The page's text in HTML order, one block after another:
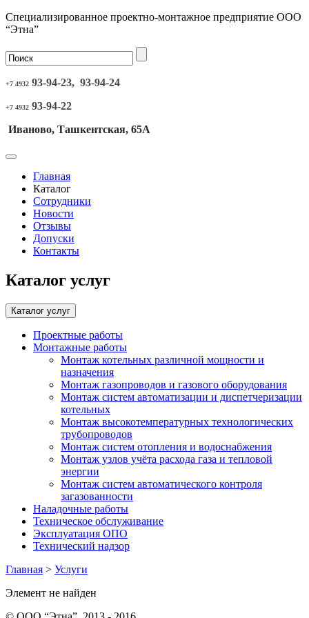
Специализированное проектно-монтажное предприятие ООО
“Этна”
+7 4932 93-94-23, 93-94-24
+7 4932 93-94-22
Иваново, Ташкентская, 65А
Главная
Каталог
Сотрудники
Новости
Отзывы
Допуски
Контакты
Каталог услуг
Каталог услуг
Проектные работы
Монтажные работы
Монтаж котельных различной мощности и
назначения
Монтаж газопроводов и газового оборудования
Монтаж систем автоматизации и диспетчеризации
котельных
Монтаж высокотемпературных технологических
трубопроводов
Монтаж систем отопления и водоснабжения
Монтаж узлов учёта расхода газа и тепловой
энергии
Монтаж систем автоматического контроля
загазованности
Наладочные работы
Техническое обслуживание
Эксплуатация ОПО
Технический надзор
Главная > Услуги
Элемент не найден